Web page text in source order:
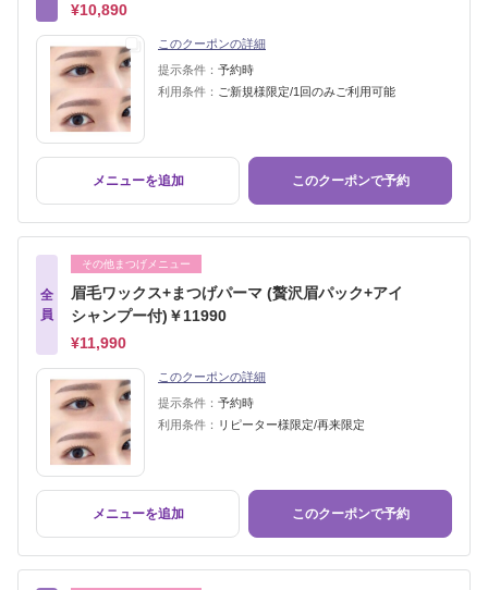
¥10,890
このクーポンの詳細
提示条件： 予約時
利用条件： ご新規様限定/1回のみご利用可能
メニューを追加 このクーポンで予約
全
員
その他まつげメニュー
眉毛ワックス+まつげパーマ (贅沢眉パック+アイ
シャンプー付)￥11990
¥11,990
このクーポンの詳細
提示条件： 予約時
利用条件： リピーター様限定/再来限定
メニューを追加 このクーポンで予約